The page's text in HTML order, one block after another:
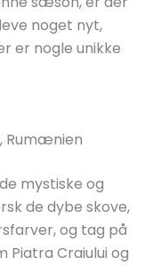
noget nyt,
er nogle unikke
Rumænien
mystiske og
de dybe skove,
og tag på
Piatra Craiului og